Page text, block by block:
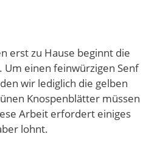
erst zu Hause beginnt die
Um einen feinwürzigen Senf
wir lediglich die gelben
Knospenblätter müssen
Arbeit erfordert einiges
lohnt.